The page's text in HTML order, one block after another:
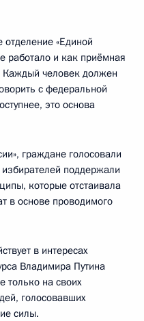
«Единой
работало и как приёмная
человек должен
с федеральной
это основа
граждане голосовали
поддержали
которые отстаивала
в основе проводимого
в интересах
Владимира Путина
только на своих
голосовавших
силы.